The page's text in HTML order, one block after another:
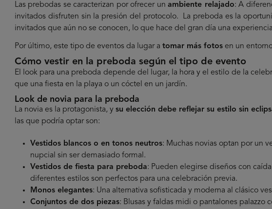
Las prebodas se caracterizan por ofrecer unambiente relajado: A
invitados disfruten sin la presión del protocolo. La preboda es la
invitados que aún no se conocen, lo que hace del gran día una
Por último, este tipo de eventos da lugar a tomar más fotos en un
Cómo vestir en la preboda según el tipo de evento
El look para una preboda depende del lugar, la hora y el estilo de la
que una fiesta en la playa o un cóctel en un jardín.
Look de novia para la preboda
La novia es la protagonista, y su elección debe reflejar su estilo sin
las que podría optar son:
Vestidos blancos o en tonos neutros: Muchas novias optan por un
nupcial sin ser demasiado formal.
Vestidos de fiesta para preboda: Pueden elegirse diseños con
diferentes estilos son perfectos para una celebración previa.
Monos elegantes: Una alternativa sofisticada y moderna al clásico
Conjuntos de dos piezas: Blusas y faldas midi o pantalones palazzo